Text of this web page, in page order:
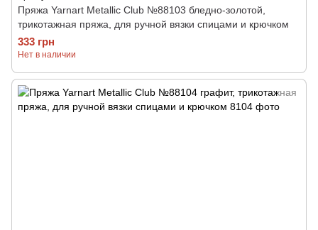
Пряжа Yarnart Metallic Club №88103 бледно-золотой,
трикотажная пряжа, для ручной вязки спицами и крючком
333 грн
Нет в наличии